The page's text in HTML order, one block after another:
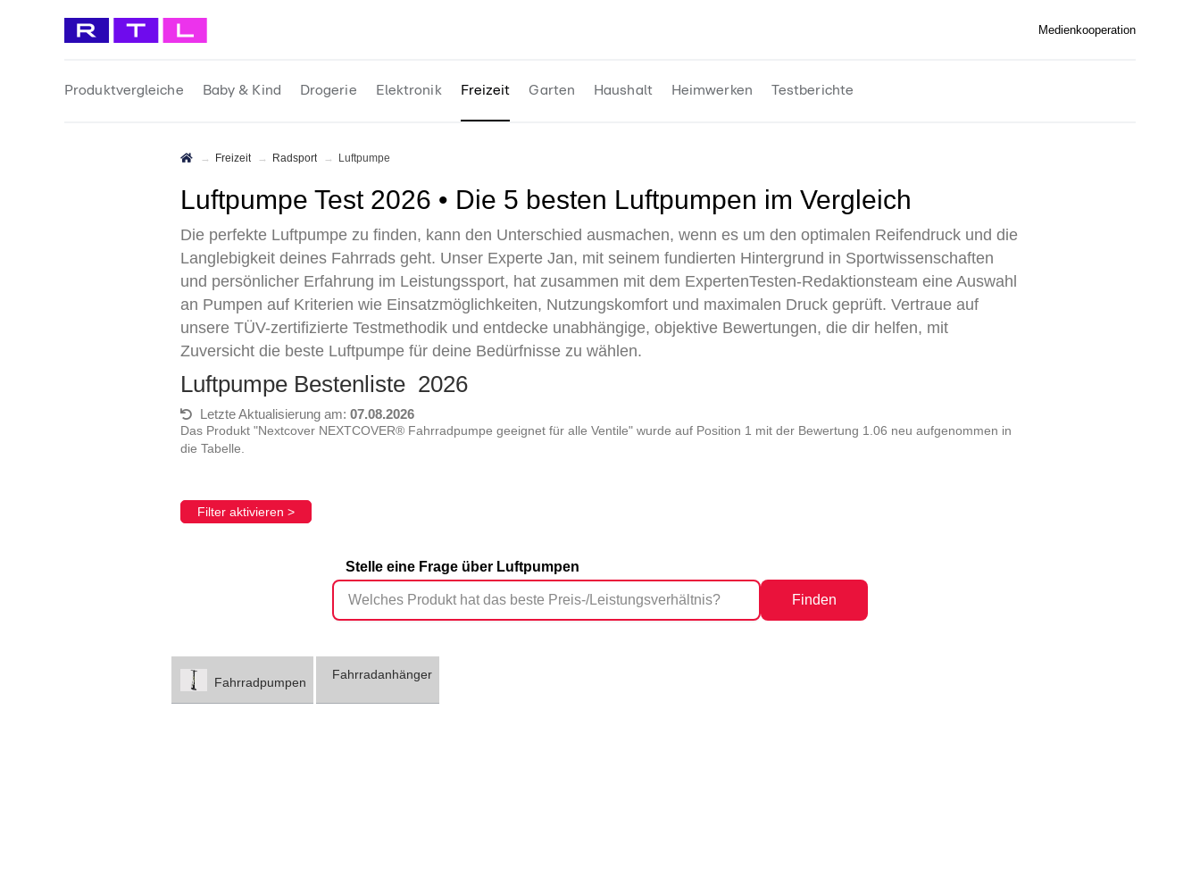
Medienkooperation
Produktvergleiche Baby & Kind Drogerie Elektronik Freizeit Garten Haushalt Heimwerken Testberichte
Freizeit Radsport Luftpumpe
Luftpumpe Test 2026 • Die 5 besten Luftpumpen im Vergleich
Die perfekte Luftpumpe zu finden, kann den Unterschied ausmachen, wenn es um den optimalen Reifendruck und die
Langlebigkeit deines Fahrrads geht. Unser Experte Jan, mit seinem fundierten Hintergrund in Sportwissenschaften
und persönlicher Erfahrung im Leistungssport, hat zusammen mit dem ExpertenTesten-Redaktionsteam eine Auswahl
an Pumpen auf Kriterien wie Einsatzmöglichkeiten, Nutzungskomfort und maximalen Druck geprüft. Vertraue auf
unsere TÜV-zertifizierte Testmethodik und entdecke unabhängige, objektive Bewertungen, die dir helfen, mit
Zuversicht die beste Luftpumpe für deine Bedürfnisse zu wählen.
Luftpumpe Bestenliste 2026
Letzte Aktualisierung am: 07.08.2026
Das Produkt "Nextcover NEXTCOVER® Fahrradpumpe geeignet für alle Ventile" wurde auf Position 1 mit der Bewertung 1.06 neu aufgenommen in
die Tabelle.
Filter aktivieren >
Stelle eine Frage über Luftpumpen
Finden
Fahrradpumpen
Fahrradanhänger